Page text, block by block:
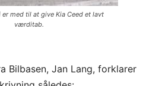
er med til at give Kia Ceed et lavt
værditab.
Bilbasen, Jan Lang, forklarer